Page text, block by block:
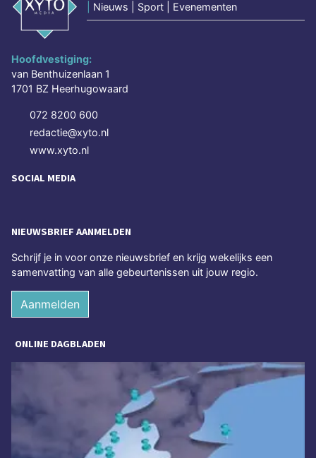
Nieuws | Sport | Evenementen
Hoofdvestiging:
van Benthuizenlaan 1
1701 BZ Heerhugowaard
072 8200 600
redactie@xyto.nl
www.xyto.nl
SOCIAL MEDIA
NIEUWSBRIEF AANMELDEN
Schrijf je in voor onze nieuwsbrief en krijg wekelijks een
samenvatting van alle gebeurtenissen uit jouw regio.
Aanmelden
ONLINE DAGBLADEN